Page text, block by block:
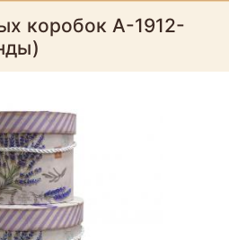
коробок А-1912-